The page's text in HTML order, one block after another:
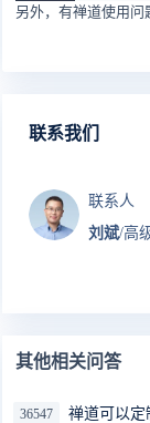
另外，有禅道使用问
联系我们
联系人
刘斌/高
其他相关问答
36547 禅道可以定